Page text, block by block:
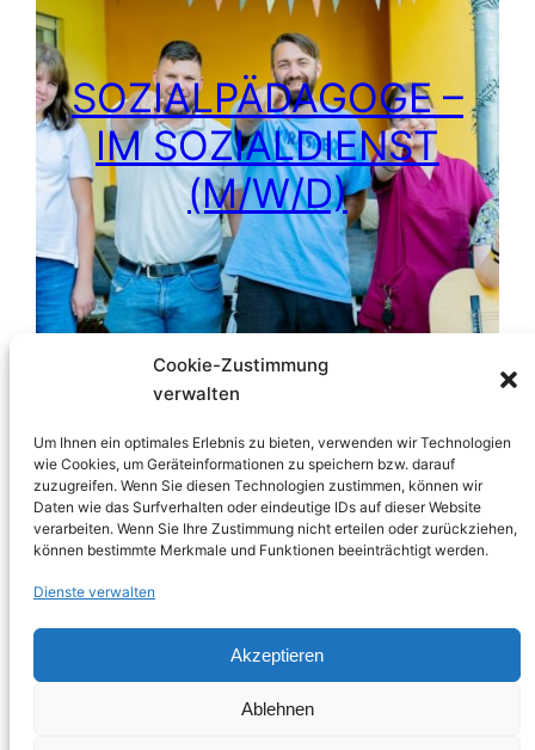
Cookie-Zustimmung
verwalten
Um Ihnen ein optimales Erlebnis zu bieten, verwenden wir Technologien
wie Cookies, um Geräteinformationen zu speichern bzw. darauf
zuzugreifen. Wenn Sie diesen Technologien zustimmen, können wir
Daten wie das Surfverhalten oder eindeutige IDs auf dieser Website
verarbeiten. Wenn Sie Ihre Zustimmung nicht erteilen oder zurückziehen,
können bestimmte Merkmale und Funktionen beeinträchtigt werden.
Dienste verwalten
Akzeptieren
Ablehnen
SOZIALPÄDAGOGE –
IM SOZIALDIENST
(M/W/D)
Online seit: 10. April 2026
Wir suchen für unseren Wohnbereich ab sofot in
Vollzeit einen Sozialpädagogen (M/W/D)